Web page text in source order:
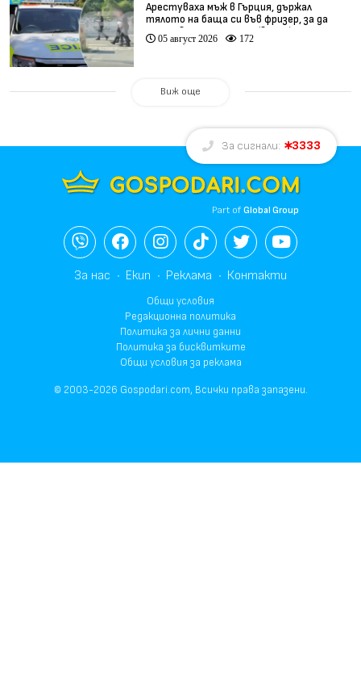
Арестуваха мъж в Гърция, държал
тялото на баща си във фризер, за да
получава пенсията му (видео)
05 август 2026 172
Виж още
За сигнали: 3333
Part ofGlobal Group
За нас Екип Реклама Контакти
Общи условия
Редакционна политика
Политика за лични данни
Политика за бисквитките
Общи условия за реклама
© 2003-2026 Gospodari.com, Всички права запазени.